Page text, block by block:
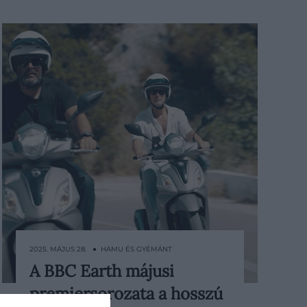
Paddy McGuinness (aki a Bepillantás
a gyárak világába című sorozatból is
2025. MÁJUS 28. ● HAMU ÉS GYÉMÁNT
A BBC Earth májusi
premiersorozata a hosszú